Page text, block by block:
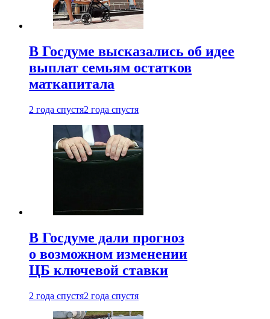
В Госдуме высказались об идее
выплат семьям остатков
маткапитала
2 года спустя2 года спустя
В Госдуме дали прогноз
о возможном изменении
ЦБ ключевой ставки
2 года спустя2 года спустя